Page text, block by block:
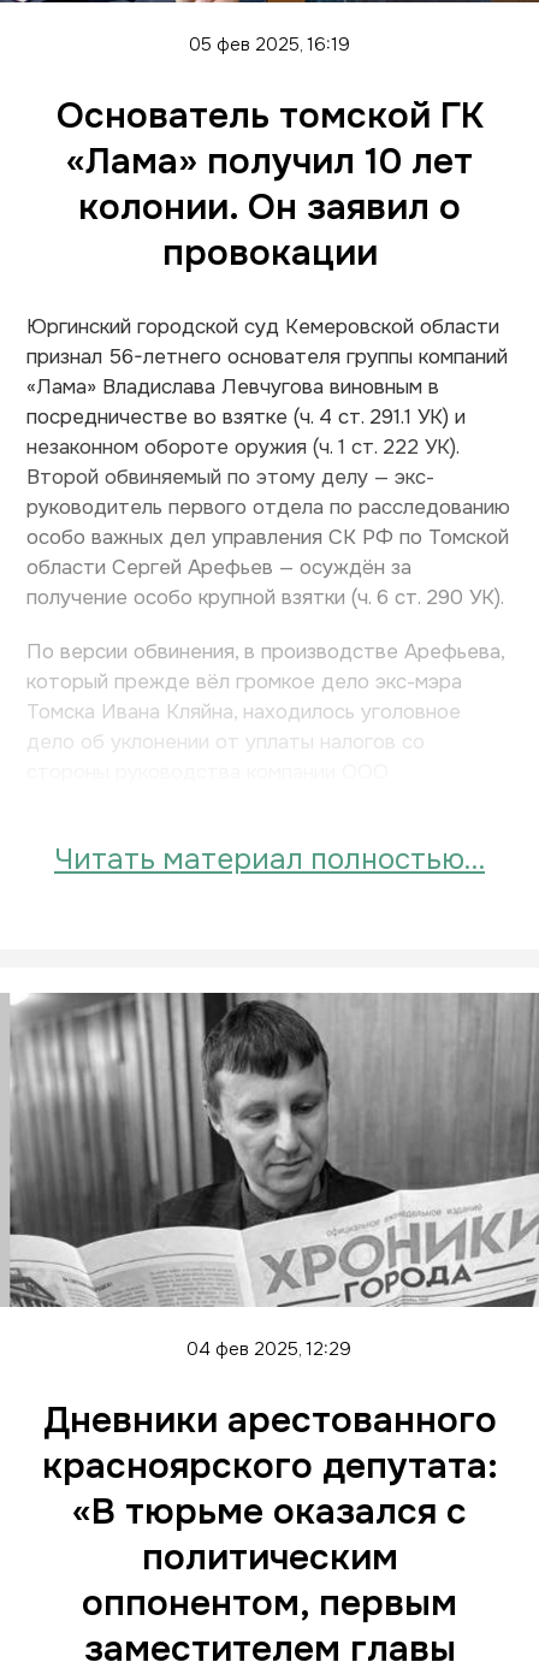
05 фев 2025, 16:19
Основатель томской ГК
«Лама» получил 10 лет
колонии. Он заявил о
провокации
Юргинский городской суд Кемеровской области
признал 56-летнего основателя группы компаний
«Лама» Владислава Левчугова виновным в
посредничестве во взятке (ч. 4 ст. 291.1 УК) и
незаконном обороте оружия (ч. 1 ст. 222 УК).
Второй обвиняемый по этому делу — экс-
руководитель первого отдела по расследованию
особо важных дел управления СК РФ по Томской
области Сергей Арефьев — осуждён за
получение особо крупной взятки (ч. 6 ст. 290 УК).
По версии обвинения, в производстве Арефьева,
который прежде вёл громкое дело экс-мэра
Томска Ивана Кляйна, находилось уголовное
дело об уклонении от уплаты налогов со
Читать материал полностью…
04 фев 2025, 12:29
Дневники арестованного
красноярского депутата:
«В тюрьме оказался с
политическим
оппонентом, первым
заместителем главы